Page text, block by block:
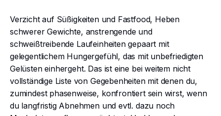
Verzicht auf Süßigkeiten und Fastfood, Heben
schwerer Gewichte, anstrengende und
schweißtreibende Laufeinheiten gepaart mit
gelegentlichem Hungergefühl, das mit unbefriedigten
Gelüsten einhergeht. Das ist eine bei weitem nicht
vollständige Liste von Gegebenheiten mit denen du,
zumindest phasenweise, konfrontiert sein wirst, wenn
du langfristig Abnehmen und evtl. dazu noch